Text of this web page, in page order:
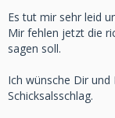
Es tut mir sehr leid
Mir fehlen jetzt die
sagen soll.
Ich wünsche Dir
Schicksalsschlag.